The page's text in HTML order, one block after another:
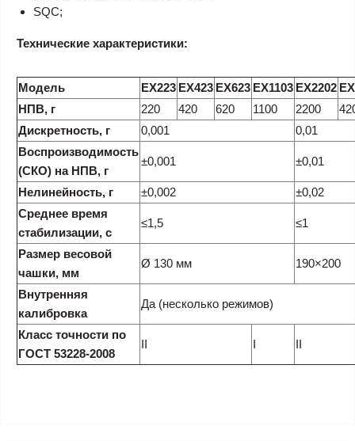
SQC;
Технические характеристики:
Модель EX223 EX423 EX623 EX1103 EX2202
НПВ, г
220 420 620 1100 2200
Дискретность, г
0,001
0,01
Воспроизводимость
(СКО) на НПВ, г
±0,001 ±0,01
Нелинейность, г ±0,002
±0,02
Среднее время
стабилизации, с
≤1,5 ≤1
Размер весовой
чашки, мм
Ø 130 мм 190×200
Внутренняя
калибровка
Да (несколько режимов)
Класс точности по
ГОСТ 53228-2008
II I II